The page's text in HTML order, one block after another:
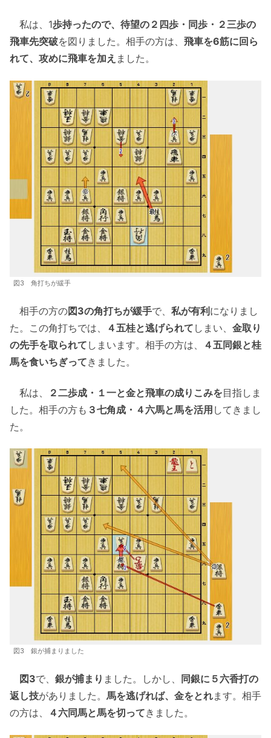
私は、1歩持ったので、待望の２四歩・同歩・２三歩の
飛車先突破を図りました。相手の方は、 飛車を6筋に回ら
れて、攻めに飛車を加え ました。
図3 角打ちが緩手
相手の方の図3の角打ちが緩手で、 私が有利 になりまし
た。この角打ちでは、
４五桂と逃げられて しまい、 金取り
の先手を取られて しまいます。相手の方は、
４五同銀と桂
馬を食いちぎってきました。
私は、 ２二歩成・１一と金と飛車の成りこみを目指しま
した。相手の方も ３七角成・４六馬と馬を活用 してきまし
た。
図3 銀が捕まりました
図3で、 銀が捕まり ました。しかし、
同銀に５六香打の
返し技がありました。 馬を逃げれば、金をとれます。相手
の方は、
４六同馬と馬を切ってきました。